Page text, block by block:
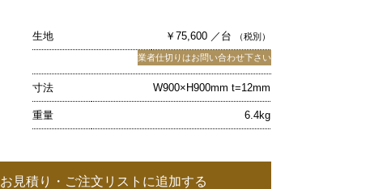
生地 ￥75,600 ／台 （税別）
業者仕切りはお問い合わせ下さい
寸法 W900×H900mm t=12mm
重量 6.4kg
お見積り・ご注文リストに追加する